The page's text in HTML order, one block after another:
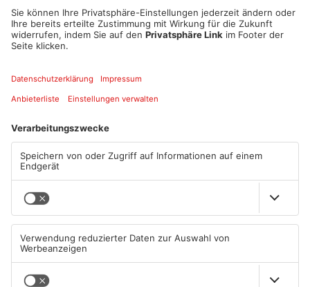
Dazu wird im Aktionsmonat auch verstärkt auf die „Roten
Bänke“ hingewiesen - etwa durch Monitor- und Plakatwerbung
in den Bussen der KVG beziehungsweise der AVG, organisiert
durch die Gleichstellungsstellen von Stadt und Landkreis
ANZEIGE
Mehr aus Kreis
Aschaffenburg